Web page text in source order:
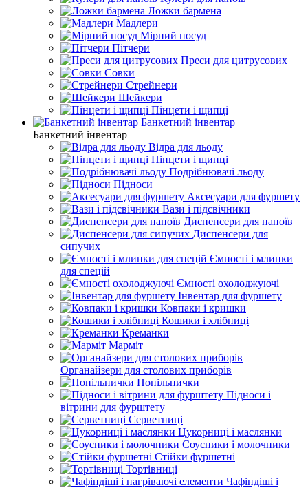
Ложки бармена
Мадлери
Мірний посуд
Пітчери
Преси для цитрусових
Совки
Стрейнери
Шейкери
Пінцети і щипці
Банкетний інвентар
Банкетний інвентар
Відра для льоду
Пінцети і щипці
Подрібнювачі льоду
Підноси
Аксесуари для фуршету
Вази і підсвічники
Диспенсери для напоїв
Диспенсери для
сипучих
Ємності і млинки
для спецій
Ємності охолоджуючі
Інвентар для фуршету
Ковпаки і кришки
Кошики і хлібниці
Креманки
Марміт
Органайзери для столових приборів
Попільнички
Підноси і
вітрини для фурштету
Серветниці
Цукорниці і маслянки
Соусники і молочники
Стійки фуршетні
Тортівниці
Чафіндіші і